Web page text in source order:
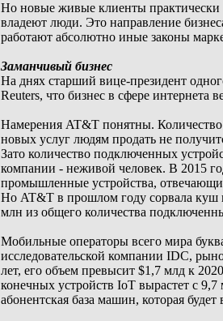
Но новые живые клиенты практически
владеют люди. Это направление
работают абсолютно иные законы
Заманчивый бизнес
На днях старший вице-президент
Reuters, что бизнес в сфере
Намерения AT&T понятны.
новых услуг людям продать не
Зато количество подключенных
компании - неживой человек. В 2015
промышленные устройства,
Но AT&T в прошлом году сорвала куш
млн из общего количества
Мобильные операторы всего мира
исследовательской компании IDC,
лет, его объем превысит $1,7 млд к
конечных устройств IoT вырастет с
абонентская база машин, которая